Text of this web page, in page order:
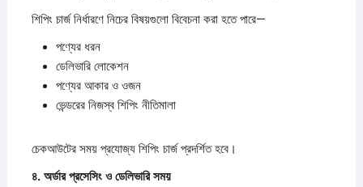
শিপিং চার্জ নির্ধারণে নিচের বিষয়গুলো বিবেচনা করা হতে পারে—
পণ্যের ধরন
ডেলিভারি লোকেশন
পণ্যের আকার ও ওজন
ভেন্ডরের নিজস্ব শিপিং নীতিমালা
চেকআউটের সময় প্রযোজ্য শিপিং চার্জ প্রদর্শিত হবে।
৪. অর্ডারপ্রসেসিং ওডেলিভারিসময়